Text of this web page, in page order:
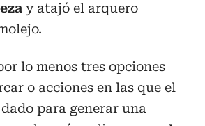
y atajó el arquero
lo menos tres opciones
o acciones en las que el
para generar una